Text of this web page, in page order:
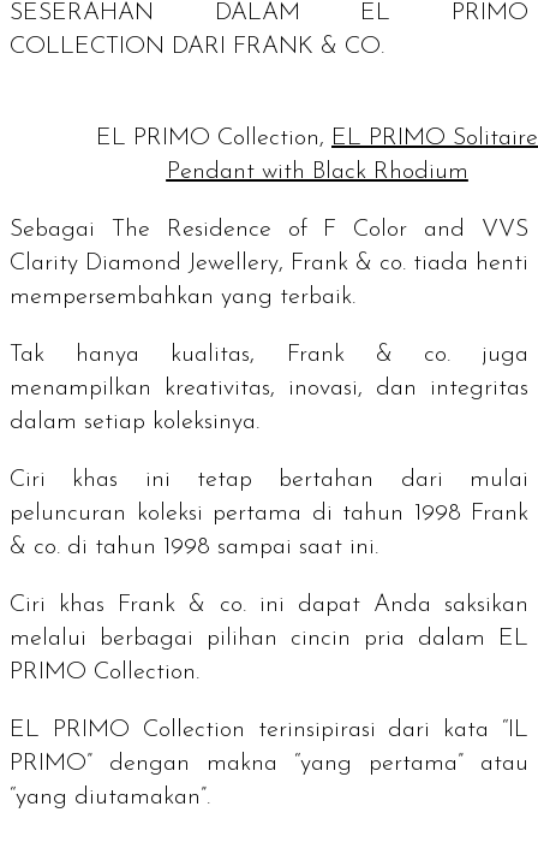
SESERAHAN DALAM EL PRIMO
COLLECTION DARI FRANK & CO.
EL PRIMO Collection, EL PRIMO Solitaire
Pendant with Black Rhodium
Sebagai
The Residence of F Color and VVS
Clarity Diamond Jewellery, Frank & co. tiada henti
mempersembahkan yang terbaik.
Tak hanya kualitas, Frank & co. juga
menampilkan kreativitas, inovasi, dan integritas
dalam setiap koleksinya.
Ciri khas ini tetap bertahan dari mulai
peluncuran koleksi pertama di tahun 1998 Frank
& co. di tahun 1998 sampai saat ini.
Ciri khas Frank & co. ini dapat Anda saksikan
melalui berbagai pilihan cincin pria dalam EL
PRIMO Collection.
EL PRIMO Collection terinsipirasi dari kata “IL
PRIMO” dengan makna “yang pertama” atau
“yang diutamakan”.